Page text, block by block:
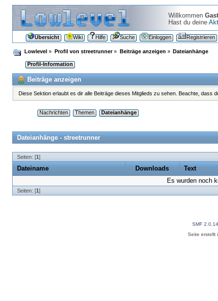
Willkommen Gast
Hast du deine
Übersicht Wiki Hilfe Suche Einloggen Registrieren
Lowlevel » Profil von streetrunner» Beiträge anzeigen » Dateianhänge
Profil-Information
Beiträge anzeigen
Diese Sektion erlaubt es dir alle Beiträge dieses Mitglieds zu sehen. Beachte,
Nachrichten Themen Dateianhänge
Dateianhänge - streetrunner
Seiten: [1]
Dateiname Downloads Text
Es wurden noch
Seiten: [1]
SMF 2.0.14
Seite erstellt